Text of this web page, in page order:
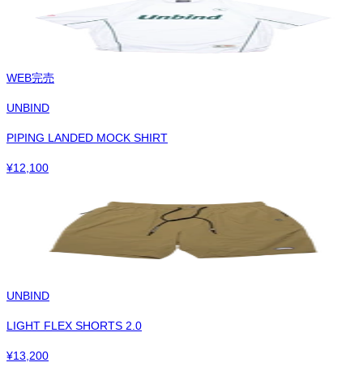
WEB完売
UNBIND
PIPING LANDED MOCK SHIRT
¥12,100
UNBIND
LIGHT FLEX SHORTS 2.0
¥13,200